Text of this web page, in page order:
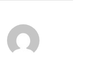
POST AUTHOR